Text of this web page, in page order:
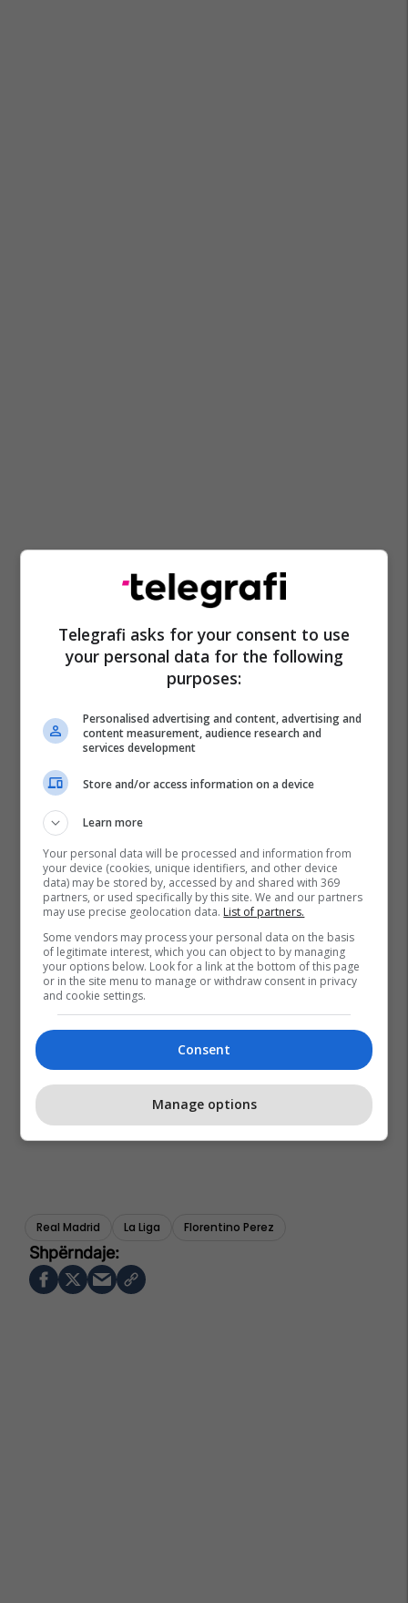
Real Madrid La Liga Florentino Perez
Telegrafi asks for your consent to use
your personal data for the following
purposes:
Personalised advertising and content, advertising and
content measurement, audience research and
services development
Store and/or access information on a device
Learn more
Your personal data will be processed and information from
your device (cookies, unique identifiers, and other device
data) may be stored by, accessed by and shared with 369
partners, or used specifically by this site. We and our partners
may use precise geolocation data. List of partners.
Some vendors may process your personal data on the basis
of legitimate interest, which you can object to by managing
your options below. Look for a link at the bottom of this page
or in the site menu to manage or withdraw consent in privacy
and cookie settings.
Consent
Manage options